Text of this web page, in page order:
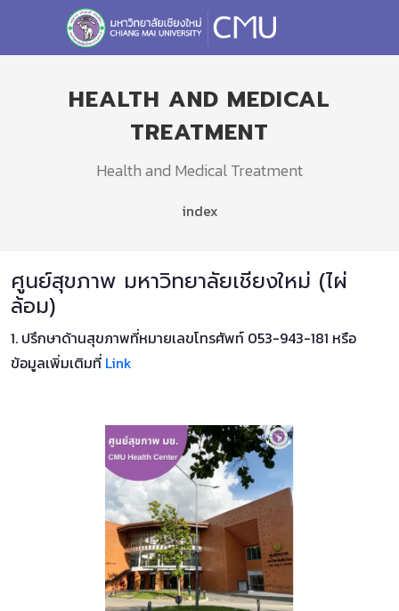
HEALTH AND MEDICAL
TREATMENT
Health and Medical Treatment
index
ศูนย์สุขภาพ มหาวิทยาลัยเชียงใหม่ (ไผ่
ล้อม)
1. ปรึกษาด้านสุขภาพที่หมายเลขโทรศัพท์ 053-943-181 หรือ
ข้อมูลเพิ่มเติมที่ Link